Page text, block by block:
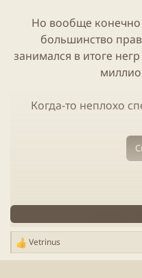
Но вообще конечно
большинство
занимался в итоге
Когда-то неплохо
Познавательное
Р
е
Vetrinus